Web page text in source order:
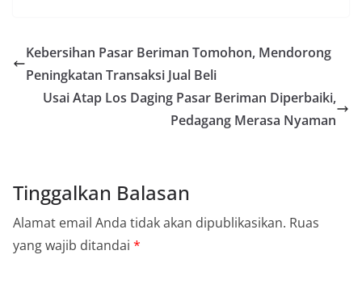
Kebersihan Pasar Beriman Tomohon, Mendorong
Peningkatan Transaksi Jual Beli
Usai Atap Los Daging Pasar Beriman Diperbaiki,
Pedagang Merasa Nyaman
Tinggalkan Balasan
Alamat email Anda tidak akan dipublikasikan. Ruas
yang wajib ditandai *